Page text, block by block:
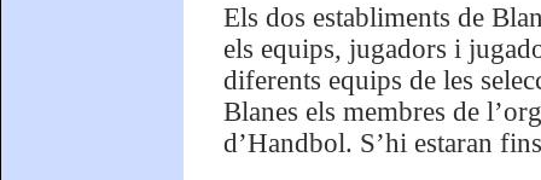
Els dos establiments de
els equips, jugadors i
diferents equips de les
Blanes els membres de
d’Handbol. S’hi estaran